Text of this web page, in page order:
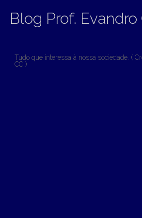
Blog Prof. Evandro
Tudo que interessa à nossa sociedade. (
CC )